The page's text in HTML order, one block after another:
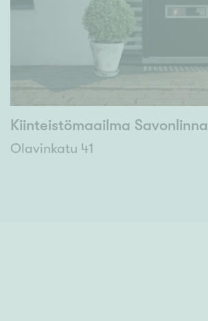
Kiinteistömaailma Savonlinna
Olavinkatu 41